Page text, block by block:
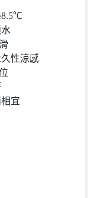
8.5℃
性涼感
宜